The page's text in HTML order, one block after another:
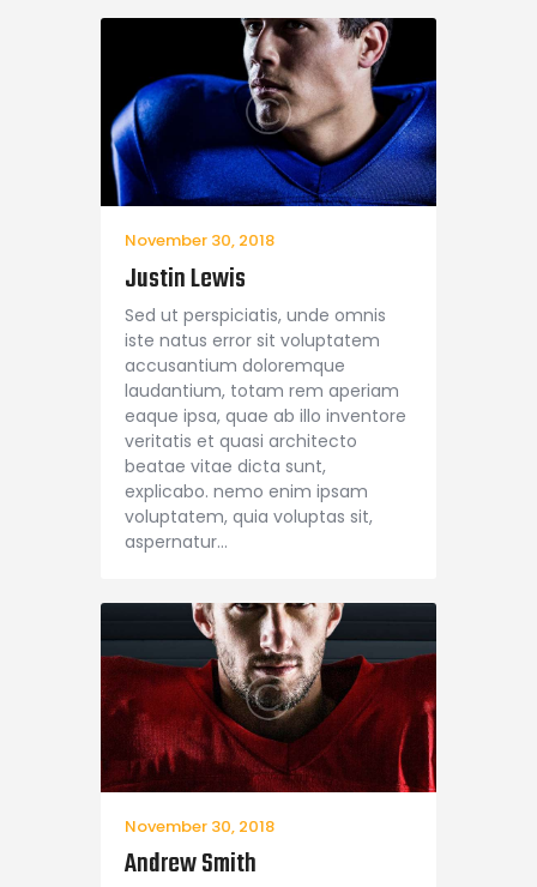
November 30, 2018
Justin Lewis
Sed ut perspiciatis, unde omnis
iste natus error sit voluptatem
accusantium doloremque
laudantium, totam rem aperiam
eaque ipsa, quae ab illo inventore
veritatis et quasi architecto
beatae vitae dicta sunt,
explicabo. nemo enim ipsam
voluptatem, quia voluptas sit,
aspernatur…
November 30, 2018
Andrew Smith